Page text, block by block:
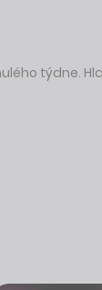
týdne.